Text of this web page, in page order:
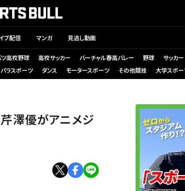
ブ配信 マンガ 見逃し動画
ツ高校野球 高校サッカー バーチャル春高バレー 野球 サッカー
パラスポーツ ダンス モータースポーツ その他競技 大学スポ
芹澤優がアニメジ